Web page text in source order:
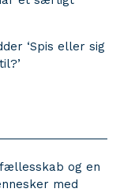
‘Spis eller sig
og en
med